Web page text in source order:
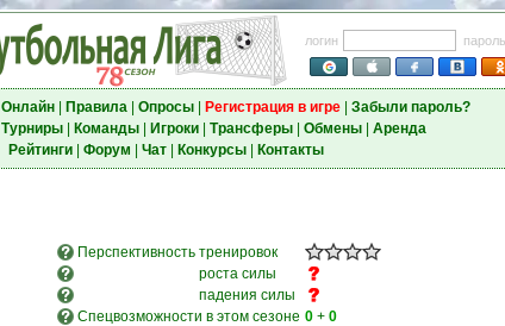
логин
пароль
Онлайн| Правила| Опросы| Регистрация в игре| Забыли пароль?
Турниры| Команды| Игроки| Трансферы| Обмены| Аренда
Рейтинги| Форум Чат| Конкурсы| Контакты
Перспективность тренировок
роста силы
падения силы
Спецвозможности в этом сезоне 0 + 0